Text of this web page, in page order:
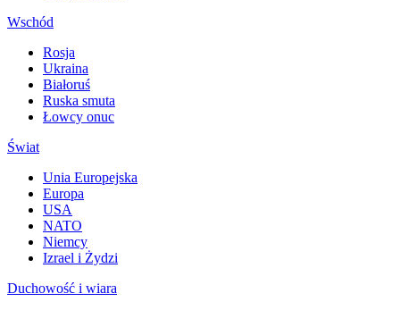
Wschód
Rosja
Ukraina
Białoruś
Ruska smuta
Łowcy onuc
Świat
Unia Europejska
Europa
USA
NATO
Niemcy
Izrael i Żydzi
Duchowość i wiara